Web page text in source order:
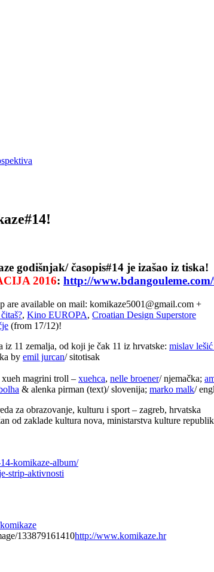
godišnjak/ časopis#14 je izašao iz tiska!
2016: http://
are available on mail: komikaze5001@gmail.com +
, Kino EUROPA, Croatian Design Superstore
(from 17/12)!
iz 11 zemalja, od koji je čak 11 iz hrvatske: mislav
by emil jurcan/ sitotisak
xueh magrini troll – xuehca, nelle broener/ njemačka;
& alenka pirman (text)/ slovenija; marko malk/
za obrazovanje, kulturu i sport – zagreb, hrvatska
od zaklade kultura nova, ministarstva kulture
komikaze-album/
strip-aktivnosti
133879161410http://www.komikaze.hr